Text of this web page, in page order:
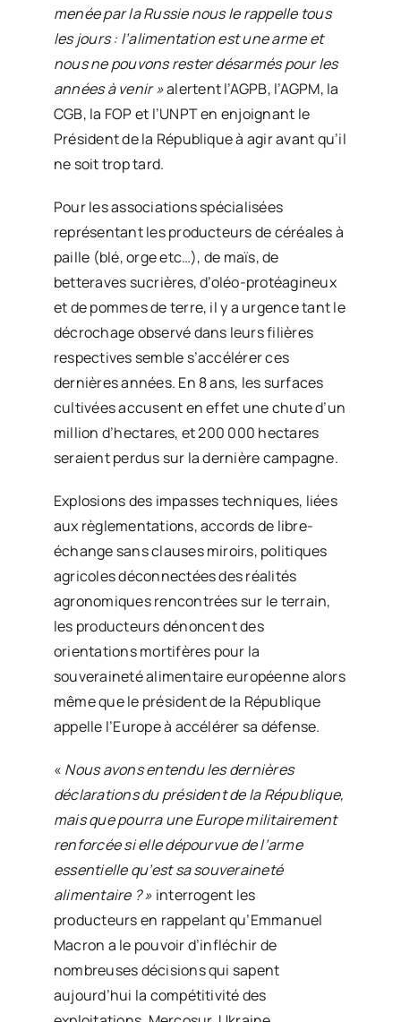
menée par la Russie nous le rappelle tous
les jours : l’alimentation est une arme et
nous ne pouvons rester désarmés pour les
années à venir »alertent l’AGPB, l’AGPM, la
CGB, la FOP et l’UNPT en enjoignant le
Président de la République à agir avant qu’il
ne soit trop tard.
Pour les associations spécialisées
représentant les producteurs de céréales à
paille (blé, orge etc…), de maïs, de
betteraves sucrières, d’oléo-protéagineux
et de pommes de terre, il y a urgence tant le
décrochage observé dans leurs filières
respectives semble s’accélérer ces
dernières années. En 8 ans, les surfaces
cultivées accusent en effet une chute d’un
million d’hectares, et 200 000 hectares
seraient perdus sur la dernière campagne.
Explosions des impasses techniques, liées
aux règlementations, accords de libre-
échange sans clauses miroirs, politiques
agricoles déconnectées des réalités
agronomiques rencontrées sur le terrain,
les producteurs dénoncent des
orientations mortifères pour la
souveraineté alimentaire européenne alors
même que le président de la République
appelle l’Europe à accélérer sa défense.
« Nous avons entendu les dernières
déclarations du président de la République,
mais que pourra une Europe militairement
renforcée si elle dépourvue de l’arme
essentielle qu’est sa souveraineté
alimentaire ? » interrogent les
producteurs en rappelant qu’Emmanuel
Macron a le pouvoir d’infléchir de
nombreuses décisions qui sapent
aujourd’hui la compétitivité des